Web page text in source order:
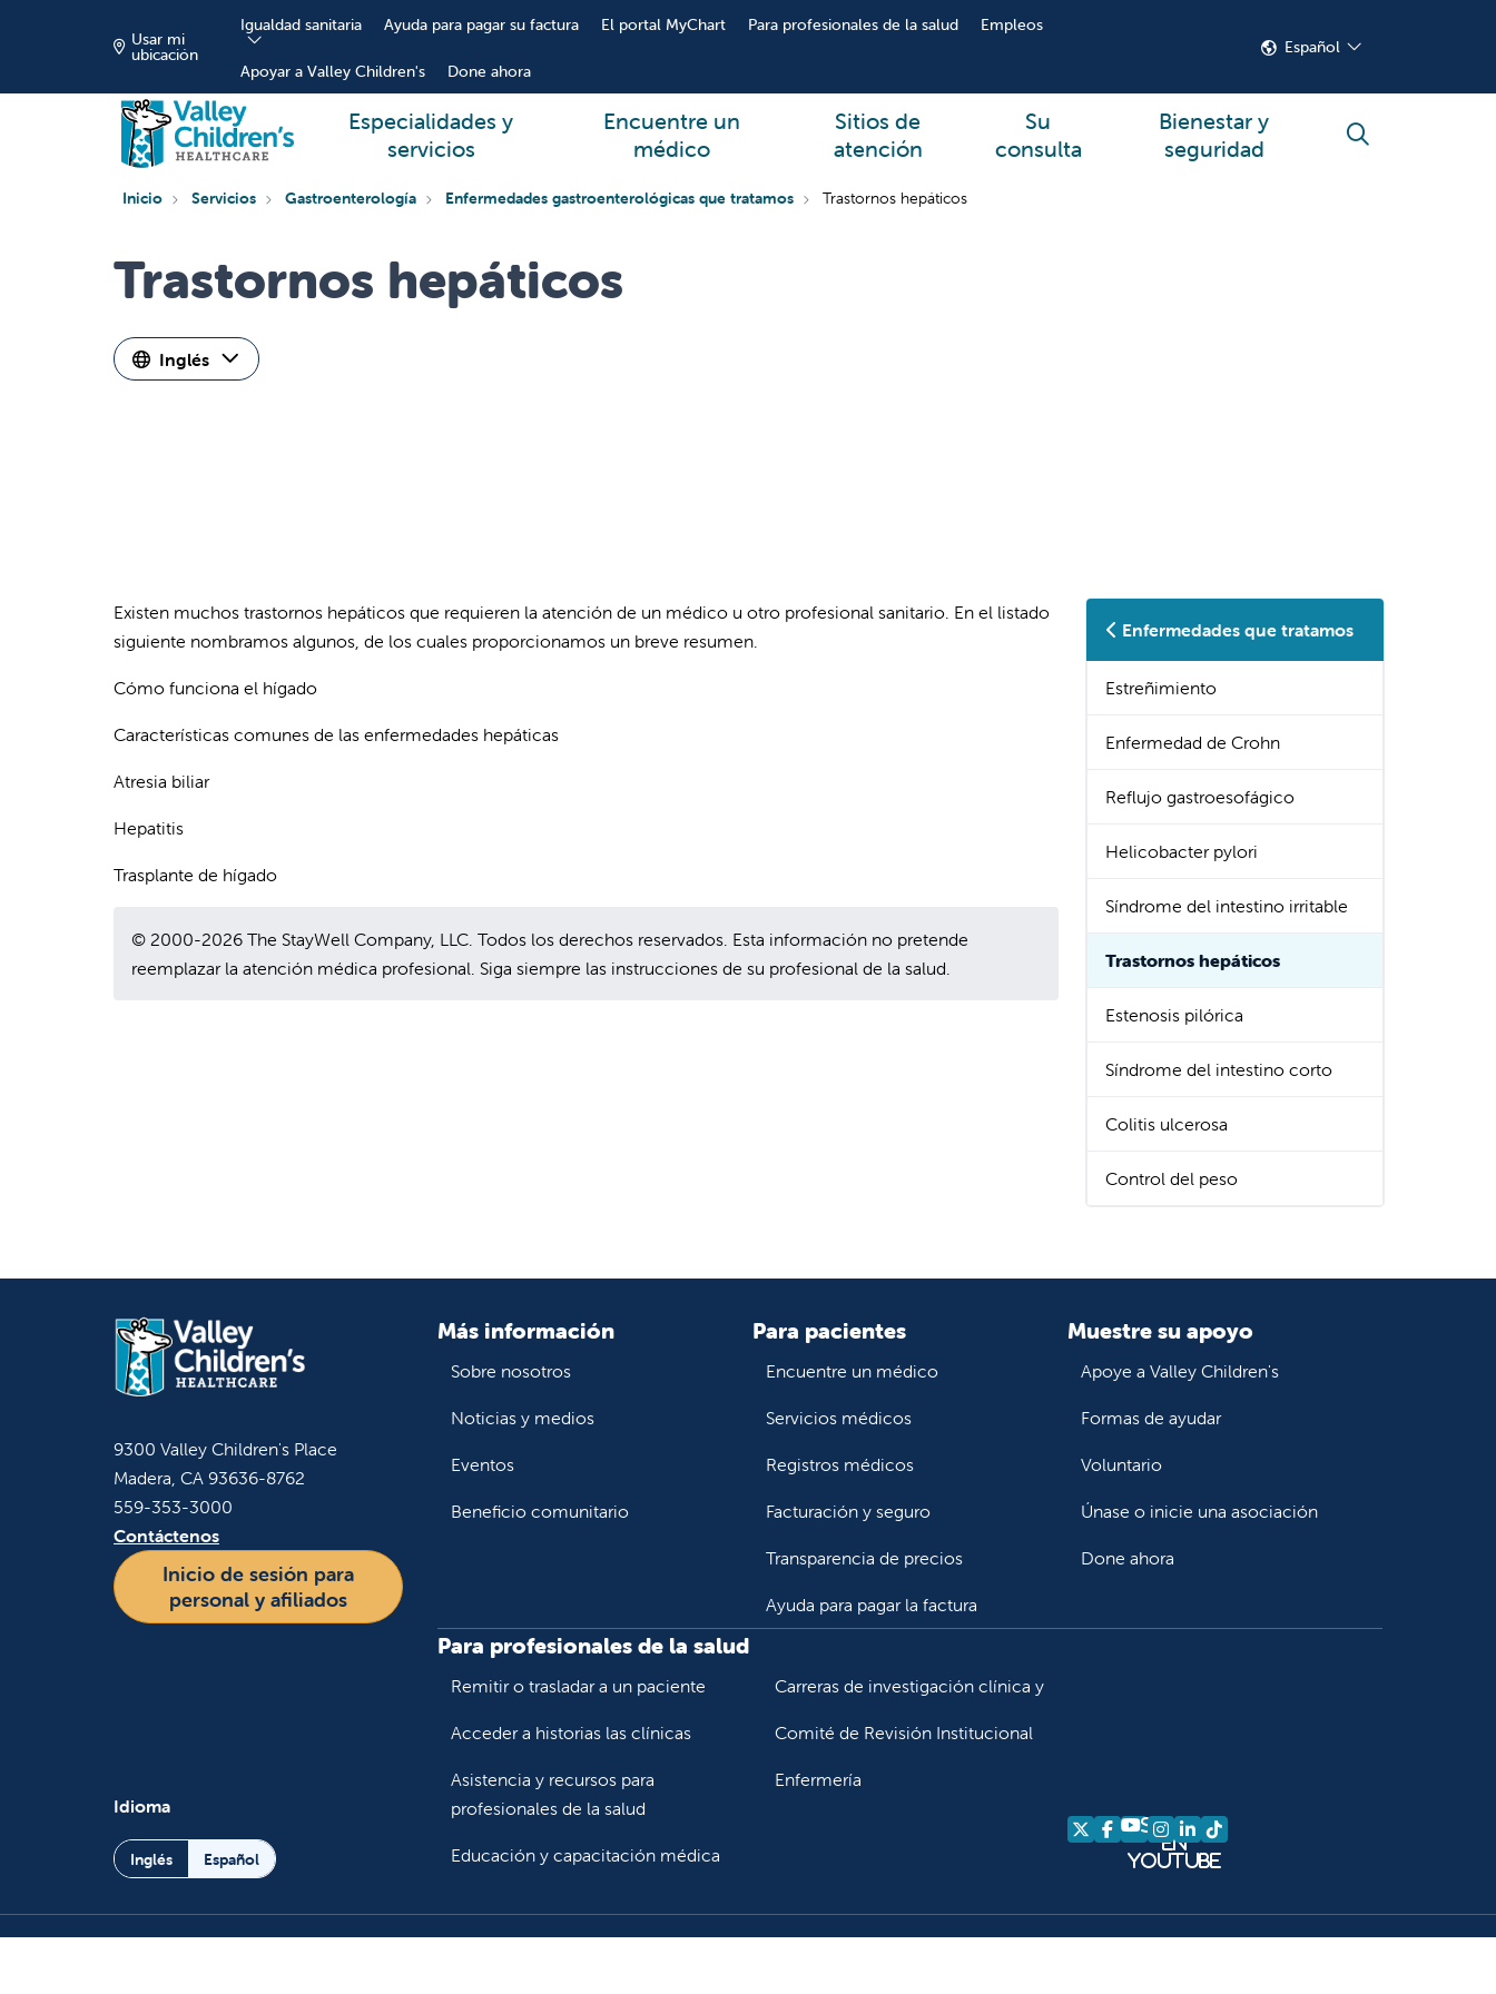
Usar mi
ubicación
Igualdad sanitaria Ayuda para pagar su factura El portal MyChart Para profesionales de la salud Empleos
Apoyar a Valley Children's Done ahora
Español
Especialidades y
servicios
Encuentre un
médico
Sitios de
atención
Su
consulta
Bienestar y
seguridad
buscar
Inicio Servicios Gastroenterología Enfermedades gastroenterológicas que tratamos Trastornos hepáticos
Trastornos hepáticos
Inglés
Existen muchos trastornos hepáticos que requieren la atención de un médico u otro profesional sanitario. En el listado
siguiente nombramos algunos, de los cuales proporcionamos un breve resumen.
Cómo funciona el hígado
Características comunes de las enfermedades hepáticas
Atresia biliar
Hepatitis
Trasplante de hígado
© 2000-2026 The StayWell Company, LLC. Todos los derechos reservados. Esta información no pretende
reemplazar la atención médica profesional. Siga siempre las instrucciones de su profesional de la salud.
Enfermedades que tratamos
Estreñimiento
Enfermedad de Crohn
Reflujo gastroesofágico
Helicobacter pylori
Síndrome del intestino irritable
Trastornos hepáticos
Estenosis pilórica
Síndrome del intestino corto
Colitis ulcerosa
Control del peso
9300 Valley Children's Place
Madera, CA 93636-8762
559-353-3000
Contáctenos
Inicio de sesión para
personal y afiliados
Idioma
Inglés Español
Más información
Sobre nosotros
Noticias y medios
Eventos
Beneficio comunitario
Para pacientes
Encuentre un médico
Servicios médicos
Registros médicos
Facturación y seguro
Transparencia de precios
Ayuda para pagar la factura
Muestre su apoyo
Apoye a Valley Children's
Formas de ayudar
Voluntario
Únase o inicie una asociación
Done ahora
Para profesionales de la salud
Remitir o trasladar a un paciente
Acceder a historias las clínicas
Asistencia y recursos para
profesionales de la salud
Educación y capacitación médica
Carreras de investigación clínica y
Comité de Revisión Institucional
Enfermería
Síganos en X
Síganos en Facebook
Síganos
en
YouTube
Síganos en Instagram
Síganos en LinkedIn
Síganos en TikTok